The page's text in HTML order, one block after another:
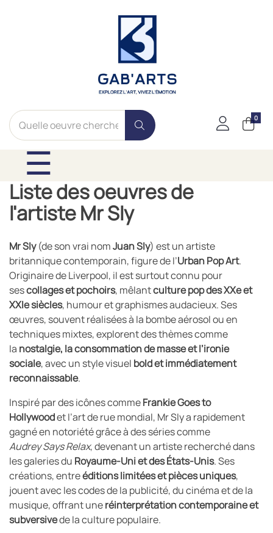
0
Basculer la
☰
Liste des oeuvres de
l'artiste Mr Sly
Mr Sly(de son vrai nomJuan Sly) est un artiste
britannique contemporain, figure de l’Urban Pop Art.
Originaire de Liverpool, il est surtout connu pour
sescollages et pochoirs, mêlantculture pop des XXe et
XXIe siècles, humour et graphismes audacieux. Ses
œuvres, souvent réalisées à la bombe aérosol ou en
techniques mixtes, explorent des thèmes comme
la nostalgie, la consommation de masse et l’ironie
sociale, avec un style visuel bold et immédiatement
reconnaissable.
Inspiré par des icônes commeFrankie Goes to
Hollywoodet l’art de rue mondial, Mr Sly a rapidement
gagné en notoriété grâce à des séries comme
Audrey Says Relax, devenant un artiste recherché dans
les galeries du Royaume-Uni et des États-Unis. Ses
créations, entreéditions limitées et pièces uniques,
jouent avec les codes de la publicité, du cinéma et de la
musique, offrant uneréinterprétation contemporaine et
subversivede la culture populaire.